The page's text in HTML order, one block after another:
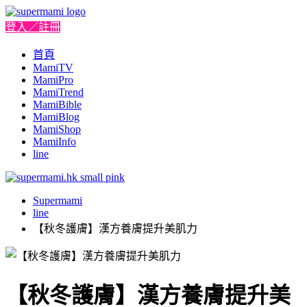
登入／註冊
首頁
MamiTV
MamiPro
MamiTrend
MamiBible
MamiBlog
MamiShop
MamiInfo
line
Supermami
line
【秋冬護膚】漢方養膚提升美肌力
【秋冬護膚】漢方養膚提升美